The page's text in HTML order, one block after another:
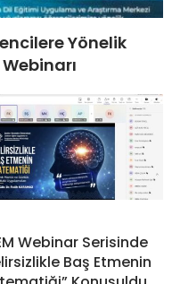
Yönelik
Webinar Serisinde
Baş Etmenin